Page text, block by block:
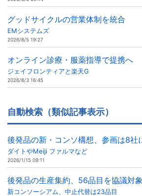
グッドサイクルの営業体制を統合
EMシステムズ
2026/8/5 19:27
オンライン診療・服薬指導で提携へ
ジェイフロンティアと楽天G
2026/8/3 16:45
自動検索（類似記事表示）
後発品の新・コンソ構想、参画は8社
ダイトやMeiji ファルマなど
2026/1/15 09:11
後発品の生産集約、56品目を協議対
新コンソーシアム、中止代替は23品目